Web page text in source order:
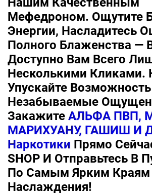
Мефедроном. Ощутите
Энергии, Насладитесь
Полного Блаженства —
Доступно Вам Всего
Несколькими Кликами.
Упускайте
Незабываемые
Закажите АЛЬФА ПВП,
МАРИХУАНУ, ГАШИШ И
Наркотики Прямо
SHOP И Отправьтесь В
По Самым Ярким Краям
Наслаждения!